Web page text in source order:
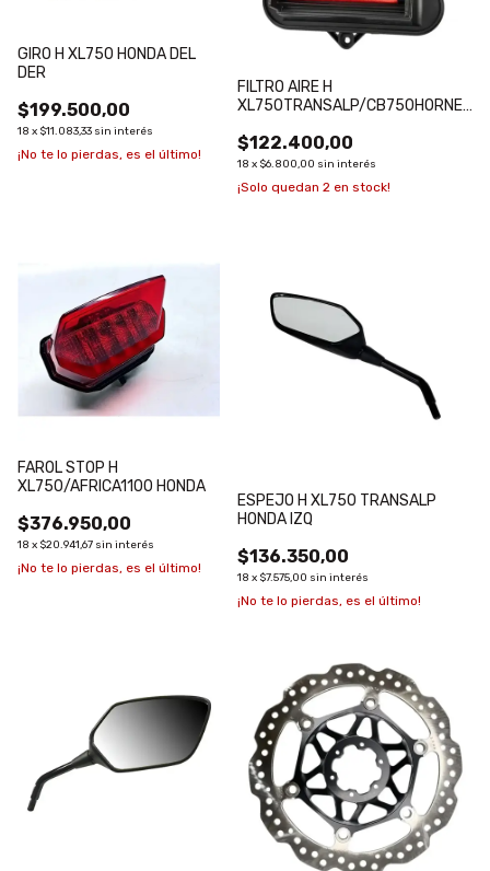
GIRO H XL750 HONDA DEL
DER
$199.500,00
18 x $11.083,33 sin interés
¡No te lo pierdas, es el último!
FILTRO AIRE H
XL750TRANSALP/CB750HORNET
$122.400,00
18 x $6.800,00 sin interés
¡Solo quedan 2 en stock!
FAROL STOP H
XL750/AFRICA1100 HONDA
$376.950,00
18 x $20.941,67 sin interés
¡No te lo pierdas, es el último!
ESPEJO H XL750 TRANSALP
HONDA IZQ
$136.350,00
18 x $7.575,00 sin interés
¡No te lo pierdas, es el último!